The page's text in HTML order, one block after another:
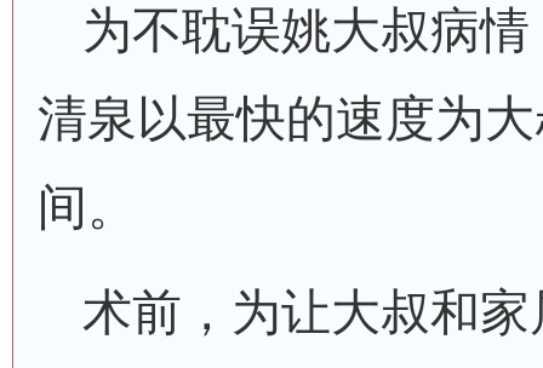
为不耽误姚大叔病
清泉以最快的速度为
间。
术前，为让大叔和